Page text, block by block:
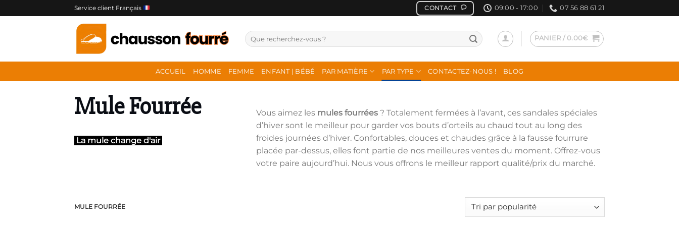
au
Service client Français CONTACT 09:00 - 17:00 07 56 88 61 21
Recherche
pour :
PANIER / 0.00€
ACCUEIL HOMME FEMME ENFANT | BÉBÉ PAR MATIÈRE PAR TYPE CONTACTEZ-NOUS ! BLOG
Mule Fourrée
La mule change d'air
Vous aimez les mules fourrées ? Totalement fermées à l’avant, ces sandales spéciales
d’hiver sont le meilleur pour garder vos bouts d’orteils au chaud tout au long des
froides journées d’hiver. Confortables, douces et chaudes grâce à la fausse fourrure
placée par-dessus, elles font partie de nos meilleures ventes du moment. Offrez-vous
votre paire aujourd’hui. Nous vous offrons le meilleur rapport qualité/prix du marché.
MULE FOURRÉE